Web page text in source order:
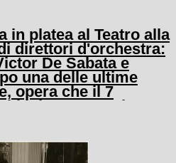
in platea al Teatro alla
direttori d'orchestra:
De Sabata e
una delle ultime
opera che il 7
inaugurato la